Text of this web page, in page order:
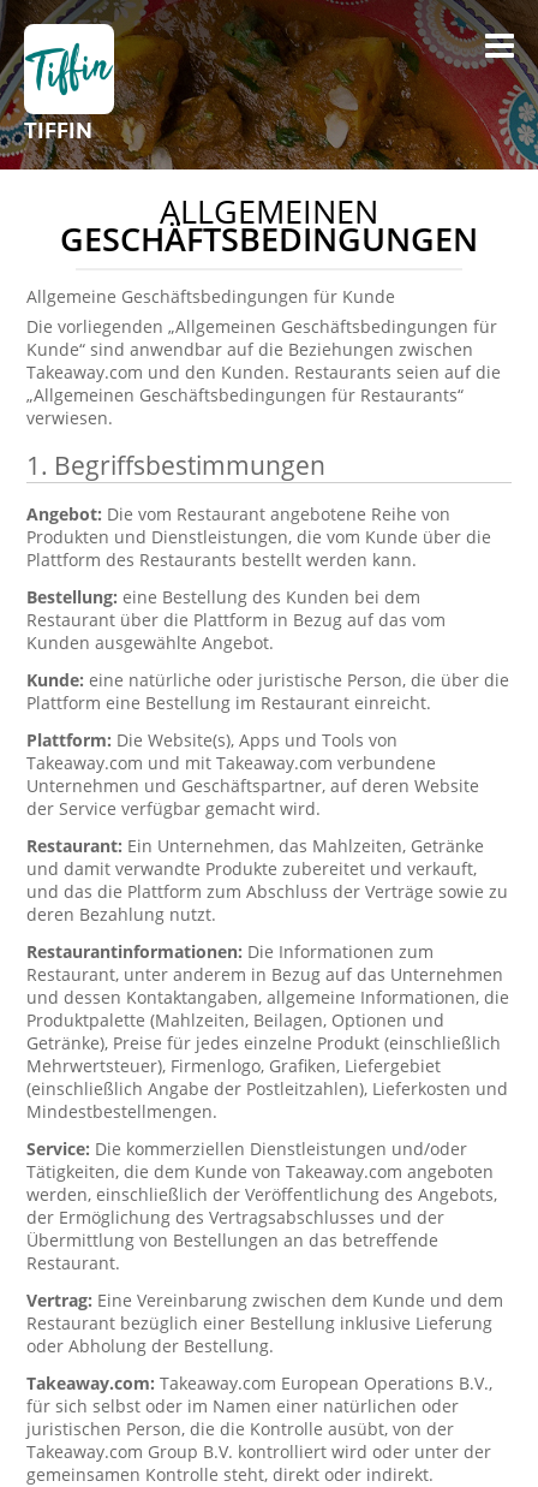
TIFFIN
ALLGEMEINEN
GESCHÄFTSBEDINGUNGEN
Allgemeine Geschäftsbedingungen für Kunde
Die vorliegenden „Allgemeinen Geschäftsbedingungen für
Kunde“ sind anwendbar auf die Beziehungen zwischen
Takeaway.com und den Kunden. Restaurants seien auf die
„Allgemeinen Geschäftsbedingungen für Restaurants“
verwiesen.
1. Begriffsbestimmungen
Angebot: Die vom Restaurant angebotene Reihe von
Produkten und Dienstleistungen, die vom Kunde über die
Plattform des Restaurants bestellt werden kann.
Bestellung:eine Bestellung des Kunden bei dem
Restaurant über die Plattform in Bezug auf das vom
Kunden ausgewählte Angebot.
Kunde:eine natürliche oder juristische Person, die über die
Plattform eine Bestellung im Restaurant einreicht.
Plattform: Die Website(s), Apps und Tools von
Takeaway.com und mit Takeaway.com verbundene
Unternehmen und Geschäftspartner, auf deren Website
der Service verfügbar gemacht wird.
Restaurant: Ein Unternehmen, das Mahlzeiten, Getränke
und damit verwandte Produkte zubereitet und verkauft,
und das die Plattform zum Abschluss der Verträge sowie zu
deren Bezahlung nutzt.
Restaurantinformationen: Die Informationen zum
Restaurant, unter anderem in Bezug auf das Unternehmen
und dessen Kontaktangaben, allgemeine Informationen, die
Produktpalette (Mahlzeiten, Beilagen, Optionen und
Getränke), Preise für jedes einzelne Produkt (einschließlich
Mehrwertsteuer), Firmenlogo, Grafiken, Liefergebiet
(einschließlich Angabe der Postleitzahlen), Lieferkosten und
Mindestbestellmengen.
Service: Die kommerziellen Dienstleistungen und/oder
Tätigkeiten, die dem Kunde von Takeaway.com angeboten
werden, einschließlich der Veröffentlichung des Angebots,
der Ermöglichung des Vertragsabschlusses und der
Übermittlung von Bestellungen an das betreffende
Restaurant.
Vertrag: Eine Vereinbarung zwischen dem Kunde und dem
Restaurant bezüglich einer Bestellung inklusive Lieferung
oder Abholung der Bestellung.
Takeaway.com:Takeaway.com European Operations B.V.,
für sich selbst oder im Namen einer natürlichen oder
juristischen Person, die die Kontrolle ausübt, von der
Takeaway.com Group B.V. kontrolliert wird oder unter der
gemeinsamen Kontrolle steht, direkt oder indirekt.